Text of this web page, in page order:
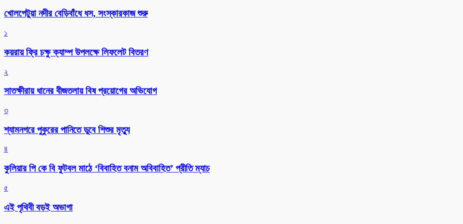
খোলপেটুয়া নদীর বেড়িবাঁধে ধস, সংস্কারকাজ শুরু
১
কয়রায় ফ্রি চক্ষু ক্যাম্প উপলক্ষে লিফলেট বিতরণ
২
সাতক্ষীরায় ধানের বীজতলায় বিষ প্রয়োগের অভিযোগ
৩
শ্যামনগরে পুকুরের পানিতে ডুবে শিশুর মৃত্যু
৪
কুলিয়ার পি কে বি ফুটবল মাঠে ‘বিবাহিত বনাম অবিবাহিত’ প্রীতি ম্যাচ
৫
এই পৃথিবী বড়ই অভাগা